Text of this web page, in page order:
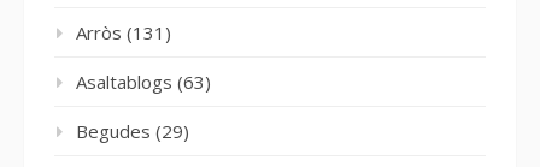
Arròs (131)
Asaltablogs (63)
Begudes (29)